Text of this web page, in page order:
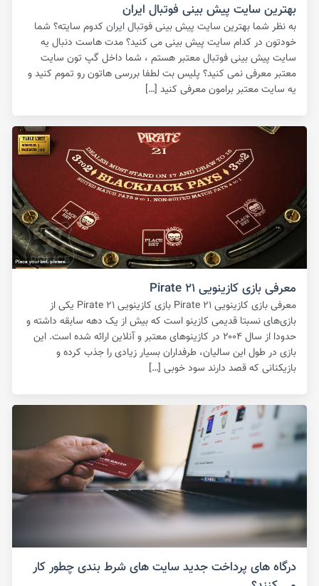
بهترین سایت پیش بینی فوتبال ایران
به نظر شما بهترین سایت پیش بینی فوتبال ایران کدوم سایته؟ شما
خودتون در کدام سایت پیش بینی می کنید؟ مدت هاست دنبال یه
سایت پیش بینی فوتبال معتبر هستم ، شما داخل گپ تون سایت
معتبر معرفی نمی کنید؟ پلیس بت لطفا بررسی هاتون رو تموم کنید و
یه سایت معتبر برامون معرفی کنید […]
معرفی بازی کازینویی Pirate ۲۱
معرفی بازی کازینویی Pirate ۲۱ بازی کازینویی Pirate ۲۱ یکی از
بازی‌های نسبتا قدیمی کازینو است که بیش از یک دهه سابقه داشته و
حدودا از سال ۲۰۰۴ در کازینوهای معتبر و آنلاین ارائه شده است. این
بازی در طول این سالیان، طرفداران بسیار زیادی را جذب کرده و
بازیکنانی که قصد دارند سود خوبی […]
درگاه های پرداخت جدید سایت های شرط بندی چطور کار